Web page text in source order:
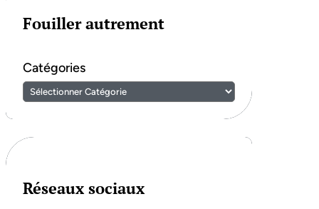
Fouiller autrement
Catégories
Réseaux sociaux